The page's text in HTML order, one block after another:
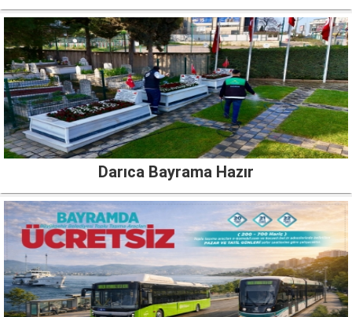
Darıca Bayrama Hazır